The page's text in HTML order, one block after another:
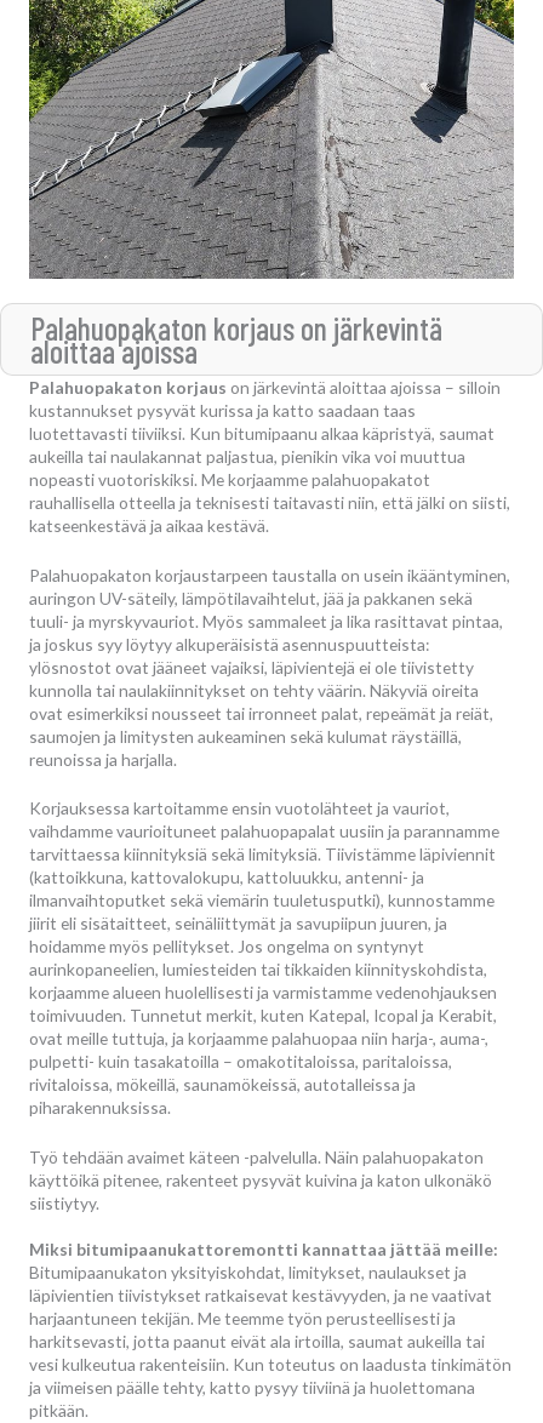
Palahuopakaton korjaus on järkevintä
aloittaa ajoissa
Palahuopakaton korjaus on järkevintä aloittaa ajoissa – silloin
kustannukset pysyvät kurissa ja katto saadaan taas
luotettavasti tiiviiksi. Kun bitumipaanu alkaa käpristyä, saumat
aukeilla tai naulakannat paljastua, pienikin vika voi muuttua
nopeasti vuotoriskiksi. Me korjaamme palahuopakatot
rauhallisella otteella ja teknisesti taitavasti niin, että jälki on siisti,
katseenkestävä ja aikaa kestävä.
Palahuopakaton korjaustarpeen taustalla on usein ikääntyminen,
auringon UV-säteily, lämpötilavaihtelut, jää ja pakkanen sekä
tuuli- ja myrskyvauriot. Myös sammaleet ja lika rasittavat pintaa,
ja joskus syy löytyy alkuperäisistä asennuspuutteista:
ylösnostot ovat jääneet vajaiksi, läpivientejä ei ole tiivistetty
kunnolla tai naulakiinnitykset on tehty väärin. Näkyviä oireita
ovat esimerkiksi nousseet tai irronneet palat, repeämät ja reiät,
saumojen ja limitysten aukeaminen sekä kulumat räystäillä,
reunoissa ja harjalla.
Korjauksessa kartoitamme ensin vuotolähteet ja vauriot,
vaihdamme vaurioituneet palahuopapalat uusiin ja parannamme
tarvittaessa kiinnityksiä sekä limityksiä. Tiivistämme läpiviennit
(kattoikkuna, kattovalokupu, kattoluukku, antenni- ja
ilmanvaihtoputket sekä viemärin tuuletusputki), kunnostamme
jiirit eli sisätaitteet, seinäliittymät ja savupiipun juuren, ja
hoidamme myös pellitykset. Jos ongelma on syntynyt
aurinkopaneelien, lumiesteiden tai tikkaiden kiinnityskohdista,
korjaamme alueen huolellisesti ja varmistamme vedenohjauksen
toimivuuden. Tunnetut merkit, kuten Katepal, Icopal ja Kerabit,
ovat meille tuttuja, ja korjaamme palahuopaa niin harja-, auma-,
pulpetti- kuin tasakatoilla – omakotitaloissa, paritaloissa,
rivitaloissa, mökeillä, saunamökeissä, autotalleissa ja
piharakennuksissa.
Työ tehdään avaimet käteen -palvelulla. Näin palahuopakaton
käyttöikä pitenee, rakenteet pysyvät kuivina ja katon ulkonäkö
siistiytyy.
Miksi bitumipaanukattoremontti kannattaa jättää meille:
Bitumipaanukaton yksityiskohdat, limitykset, naulaukset ja
läpivientien tiivistykset ratkaisevat kestävyyden, ja ne vaativat
harjaantuneen tekijän. Me teemme työn perusteellisesti ja
harkitsevasti, jotta paanut eivät ala irtoilla, saumat aukeilla tai
vesi kulkeutua rakenteisiin. Kun toteutus on laadusta tinkimätön
ja viimeisen päälle tehty, katto pysyy tiiviinä ja huolettomana
pitkään.